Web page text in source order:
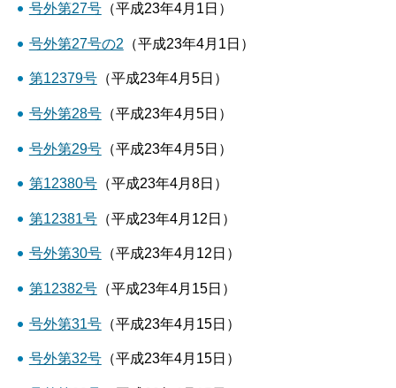
号外第27号（平成23年4月1日）
号外第27号の2 （平成23年4月1日）
第12379号（平成23年4月5日）
号外第28号（平成23年4月5日）
号外第29号（平成23年4月5日）
第12380号（平成23年4月8日）
第12381号（平成23年4月12日）
号外第30号（平成23年4月12日）
第12382号（平成23年4月15日）
号外第31号（平成23年4月15日）
号外第32号（平成23年4月15日）